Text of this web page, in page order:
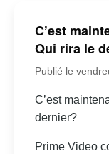
C’est
Qui rira le
Publié le
C’est
dernier?
Prime Video